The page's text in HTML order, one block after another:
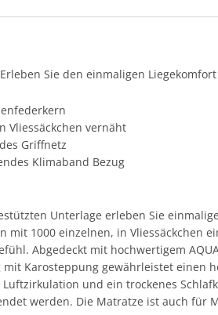
Sie den einmaligen
Vliessäckchen vernäht
Griffnetz
Klimaband Bezug
Unterlage erleben Sie
mit 1000 einzelnen, in Vliessäckchen
Abgedeckt mit hochwertigem
mit Karosteppung gewährleistet einen
und ein trockenes
werden. Die Matratze ist auch für